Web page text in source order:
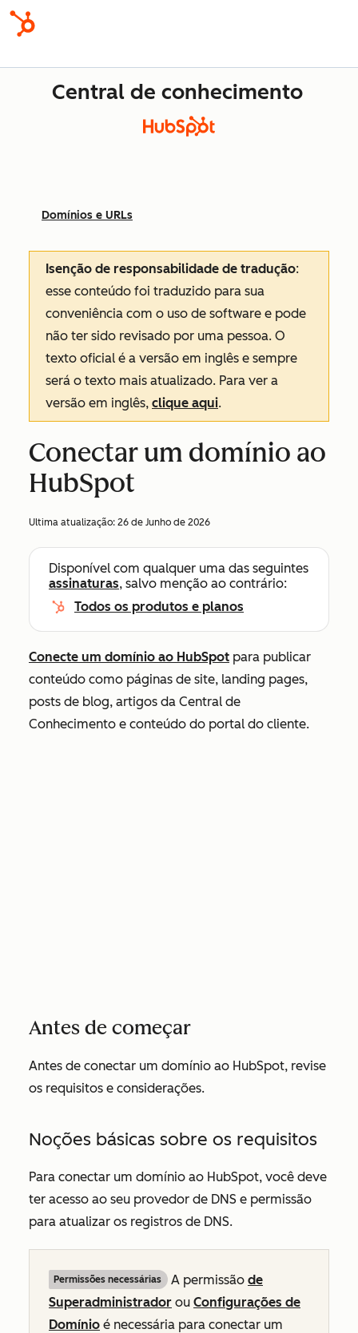
Central de conhecimento
Domínios e URLs
Isenção de responsabilidade de tradução:
esse conteúdo foi traduzido para sua
conveniência com o uso de software e pode
não ter sido revisado por uma pessoa. O
texto oficial é a versão em inglês e sempre
será o texto mais atualizado. Para ver a
versão em inglês, clique aqui.
Conectar um domínio ao
HubSpot
Ultima atualização: 26 de Junho de 2026
Disponível com qualquer uma das seguintes
assinaturas, salvo menção ao contrário:
Todos os produtos e planos
Conecte um domínio ao HubSpot para publicar
conteúdo como páginas de site, landing pages,
posts de blog, artigos da Central de
Conhecimento e conteúdo do portal do cliente.
Antes de começar
Antes de conectar um domínio ao HubSpot, revise
os requisitos e considerações.
Noções básicas sobre os requisitos
Para conectar um domínio ao HubSpot, você deve
ter acesso ao seu provedor de DNS e permissão
para atualizar os registros de DNS.
Permissões necessárias A permissão de
Superadministrador ou Configurações de
Domínio é necessária para conectar um